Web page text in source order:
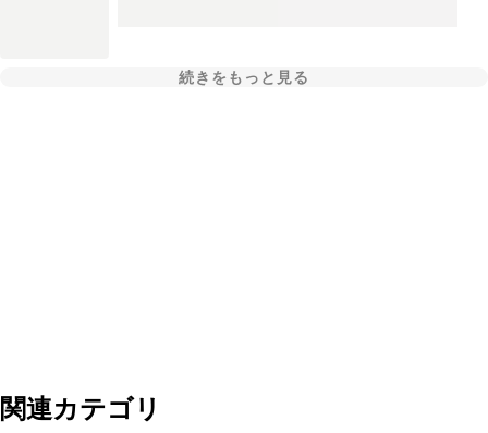
続きをもっと見る
関連カテゴリ